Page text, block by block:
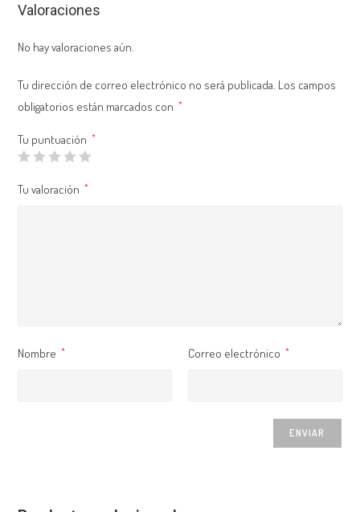
Valoraciones
No hay valoraciones aún.
Tu dirección de correo electrónico no será publicada. Los campos
obligatorios están marcados con
*
Tu puntuación *
Tu valoración *
Nombre * Correo electrónico *